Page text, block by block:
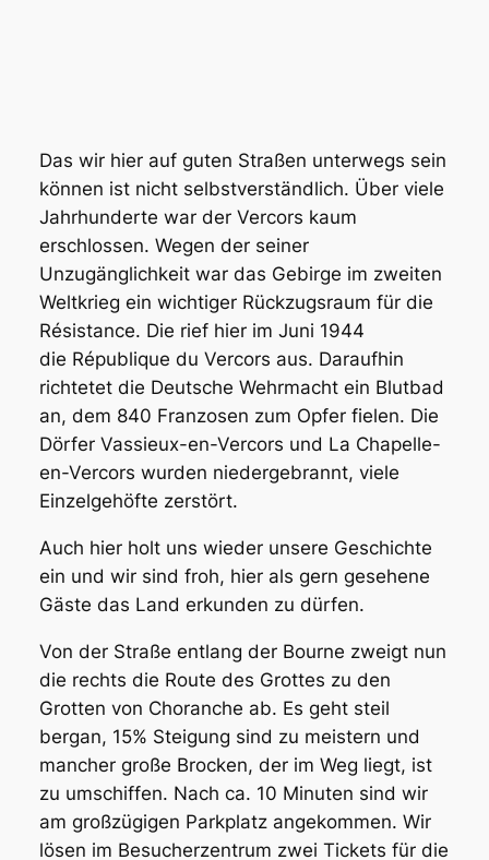
Das wir hier auf guten Straßen unterwegs sein
können ist nicht selbstverständlich. Über viele
Jahrhunderte war der Vercors kaum
erschlossen. Wegen der seiner
Unzugänglichkeit war das Gebirge im zweiten
Weltkrieg ein wichtiger Rückzugsraum für die
Résistance. Die rief hier im Juni 1944
die République du Vercors aus. Daraufhin
richtetet die Deutsche Wehrmacht ein Blutbad
an, dem 840 Franzosen zum Opfer fielen. Die
Dörfer Vassieux-en-Vercors und La Chapelle-
en-Vercors wurden niedergebrannt, viele
Einzelgehöfte zerstört.
Auch hier holt uns wieder unsere Geschichte
ein und wir sind froh, hier als gern gesehene
Gäste das Land erkunden zu dürfen.
Von der Straße entlang der Bourne zweigt nun
die rechts die Route des Grottes zu den
Grotten von Choranche ab. Es geht steil
bergan, 15% Steigung sind zu meistern und
mancher große Brocken, der im Weg liegt, ist
zu umschiffen. Nach ca. 10 Minuten sind wir
am großzügigen Parkplatz angekommen. Wir
lösen im Besucherzentrum zwei Tickets für die